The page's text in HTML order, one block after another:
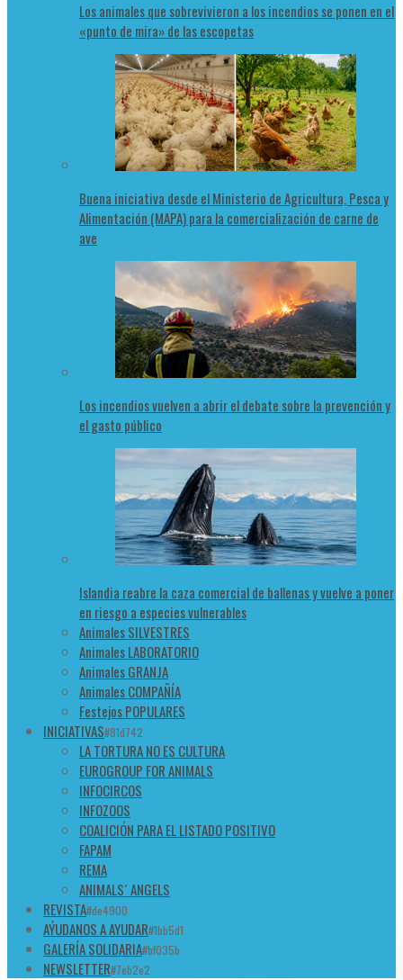
Los animales que sobrevivieron a los incendios se ponen en el
«punto de mira» de las escopetas
Buena iniciativa desde el Ministerio de Agricultura, Pesca y
Alimentación (MAPA) para la comercialización de carne de
ave
Los incendios vuelven a abrir el debate sobre la prevención y
el gasto público
Islandia reabre la caza comercial de ballenas y vuelve a poner
en riesgo a especies vulnerables
Animales SILVESTRES
Animales LABORATORIO
Animales GRANJA
Animales COMPAÑÍA
Festejos POPULARES
INICIATIVAS#81d742
LA TORTURA NO ES CULTURA
EUROGROUP FOR ANIMALS
INFOCIRCOS
INFOZOOS
COALICIÓN PARA EL LISTADO POSITIVO
FAPAM
REMA
ANIMALS´ ANGELS
REVISTA#de4900
AÝUDANOS A AYUDAR#1bb5d1
GALERÍA SOLIDARIA#bf035b
NEWSLETTER#7eb2e2